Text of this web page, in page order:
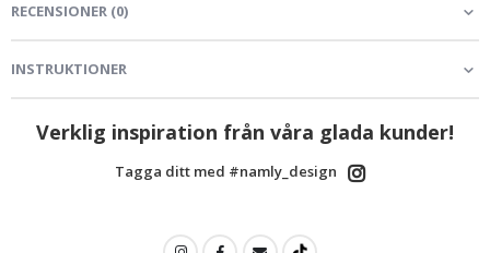
RECENSIONER (0)
INSTRUKTIONER
Verklig inspiration från våra glada kunder!
Tagga ditt med #namly_design